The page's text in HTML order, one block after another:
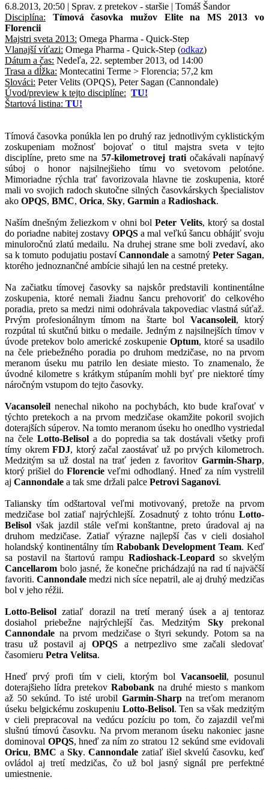
6.8.2013, 20:50 | Sprav. z pretekov - staršie | Tomáš Šandor
Disciplína:
Tímová časovka mužov Elite na MS 2013 vo
Florencii
Majstri sveta 2013: Omega Pharma - Quick-Step
Vlanajší víťazi: Omega Pharma - Quick-Step (odkaz)
Dátum a čas: Nedeľa, 22. september 2013, od 14:00
Trasa a dĺžka: Montecatini Terme > Florencia; 57,2 km
Slováci: Peter Velits (OPQS), Peter Sagan (Cannondale)
Úvod/preview k tejto disciplíne: TU!
Štartová listina: TU!
Tímová časovka ponúkla len po druhý raz jednotlivým cyklistickým
zoskupeniam možnosť bojovať o titul majstra sveta v tejto
disciplíne, preto sme na 57-kilometrovej tratiočakávali napínavý
súboj o honor najsilnejšieho tímu vo svetovom pelotóne.
Mimoriadne rýchla trať favorizovala hlavne tie zoskupenia, ktoré
mali vo svojich radoch skutočne silných časovkárskych špecialistov
ako OPQS, BMC, Orica, Sky, Garmin a Radioshack.
Naším dnešným želiezkom v ohni bolPeter Velits, ktorý sa dostal
do poriadne nabitej zostavy OPQSa mal veľkú šancu obhájiť svoju
minuloročnú zlatú medailu. Na druhej strane sme boli zvedaví, ako
sa k tomuto podujatiu postavíCannondale a samotný Peter Sagan,
ktorého jednoznančné ambície sihajú len na cestné preteky.
Na začiatku tímovej časovky sa najskôr predstavili kontinentálne
zoskupenia, ktoré nemali žiadnu šancu prehovoriť do celkového
poradia, preto sa medzi nimi odohrávala takpovediac vlastná súťaž.
Prvým profesionálnym tímom na štarte bol Vacansoleil, ktorý
rozpútal tú skutčnú bitku o medaile. Jedným z najsilnejších tímov v
úvode pretekov bolo americké zoskupenie Optum, ktoré sa usadilo
na čele priebežného poradia po druhom medzičase, no na prvom
meranom úseku mu patrilo len desiate miesto. To znamenalo, že
úvodné kilometre s krátkym stúpaním mohli byť pre niektoré tímy
náročným vstupom do tejto časovky.
Vacansoleil nenechal nikoho na pochybách, kto bude kraľovať v
týchto pretekoch a na prvom medzičase okamžite pokoril svojich
doterajších súperov. Na tomto meranom úseku ho onedlho vystriedal
na čeleLotto-Belisola do popredia sa tak dostávali všetky profi
tímy okremFDJ, ktorý začal zaostávať už po prvých kilometroch.
Medzitým sa už dostal na trať jeden z favoritov Garmin-Sharp,
ktorý prišiel do Florencie veľmi odhodlaný. Hneď za ním vystrelil
aj Cannondale a tak sme držali palce Petrovi Saganovi.
Taliansky tím odštartoval veľmi motivovaný, pretože na prvom
medzičase bol zatiaľ najrýchlejší. Zosadnutý z tohto trónu Lotto-
Belisol však jazdil stále veľmi konštantne, preto úradoval aj na
druhom medzičase. Zatiaľ výrazne najlepší čas v cieli dosiahol
holandský kontinentálny tím Rabobank Development Team. Keď
sa postavil na štartovú rampu Radioshack-Leopard so skvelým
Cancellarom bolo jasné, že konečne prichádzajú na rad tí najväčší
favoriti. Cannondale medzi nich síce nepatril, ale aj druhý medzičas
bol v jeho réžii.
Lotto-Belisol zatiaľ dorazil na tretí meraný úsek a aj tentoraz
dosiahol priebežne najrýchlejší čas. MedzitýmSky prekonal
Cannondale na prvom medzičase o štyri sekundy. Potom sa na
trasu už postavil ajOPQS a netrpezlivo sme začali sledovať
časomieru Petra Velitsa.
Hneď prvý profi tím v cieli, ktorým bol Vacansoelil, posunul
doterajšieho lídra pretekov Rabobank na druhé miesto s mankom
až 50 sekúnd. To isté urobil Garmin-Sharpna treťom meranom
úseku belgickému zoskupeniu Lotto-Belisol. Ten sa však medzitým
v cieli prepracoval na vedúcu pozíciu po tom, čo zajazdil veľmi
slušnú tímovú časovku. Na prvom meranom úseku nakoniec jasne
dominoval OPQS, hneď za ním zo stratou 12 sekúnd sme evidovali
Oricu,BMC aSky.Cannondale zatiaľ išiel skvelú časovku, keď
ovládol aj tretí medzičas, čo už bol jasný signál pre perfektné
umiestnenie.